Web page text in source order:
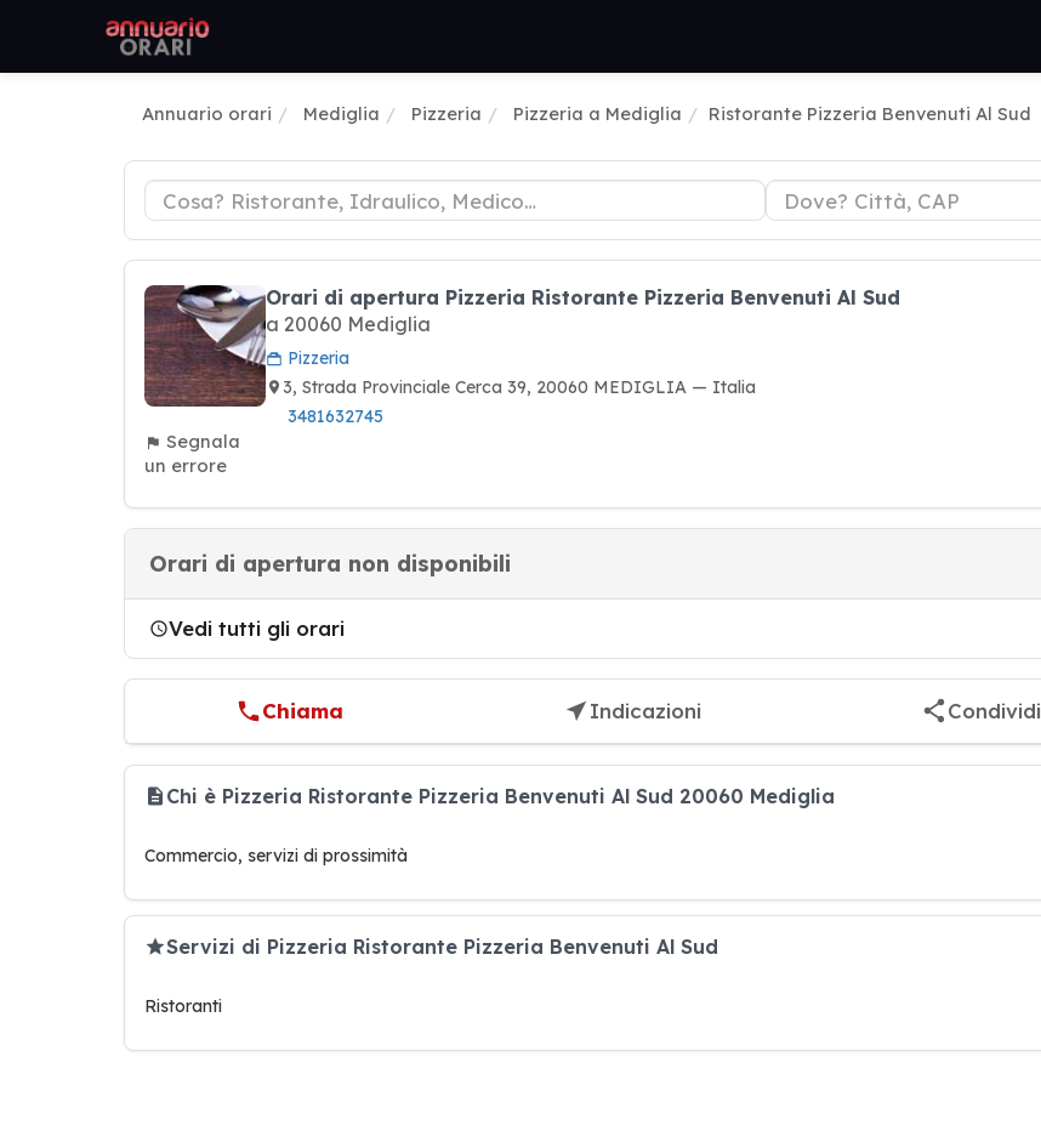
Annuario orari Mediglia Pizzeria Pizzeria a Mediglia Ristorante Pizzeria Benvenuti Al Sud
Segnala
un errore
Orari di apertura Pizzeria Ristorante Pizzeria Benvenuti Al Sud
a 20060 Mediglia
Pizzeria
3, Strada Provinciale Cerca 39, 20060 MEDIGLIA — Italia
3481632745
Orari di apertura non disponibili
Vedi tutti gli orari
Chiama Indicazioni Condividi
Chi è Pizzeria Ristorante Pizzeria Benvenuti Al Sud 20060 Mediglia
Commercio, servizi di prossimità
Servizi di Pizzeria Ristorante Pizzeria Benvenuti Al Sud
Ristoranti